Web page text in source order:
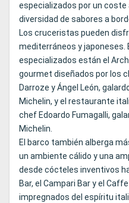
especializados por un coste
diversidad de sabores a
Los cruceristas pueden
mediterráneos y
especializados están el
gourmet diseñados por los
Darroze y Ángel León,
Michelin, y el restaurante
chef Edoardo Fumagalli,
Michelin.
El barco también alberga
un ambiente cálido y una
desde cócteles inventivos
Bar, el Campari Bar y el
impregnados del espíritu